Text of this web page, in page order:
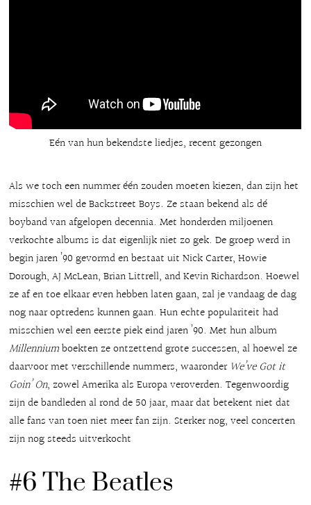
Eén van hun bekendste liedjes, recent gezongen
Als we toch een nummer één zouden moeten kiezen, dan zijn het
misschien wel de Backstreet Boys. Ze staan bekend als dé
boyband van afgelopen decennia. Met honderden miljoenen
verkochte albums is dat eigenlijk niet zo gek. De groep werd in
begin jaren ’90 gevormd en bestaat uit Nick Carter, Howie
Dorough, AJ McLean, Brian Littrell, and Kevin Richardson. Hoewel
ze af en toe elkaar even hebben laten gaan, zal je vandaag de dag
nog naar optredens kunnen gaan. Hun echte populariteit had
misschien wel een eerste piek eind jaren ’90. Met hun album
Millenniumboekten ze ontzettend grote successen, al hoewel ze
daarvoor met verschillende nummers, waaronder We’ve Got it
Goin’ On, zowel Amerika als Europa veroverden. Tegenwoordig
zijn de bandleden al rond de 50 jaar, maar dat betekent niet dat
alle fans van toen niet meer fan zijn. Sterker nog, veel concerten
zijn nog steeds uitverkocht
#6 The Beatles